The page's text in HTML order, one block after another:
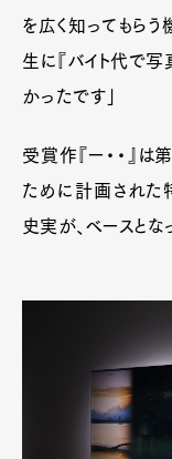
を広く知ってもら
生に『バイト代で
かったです」
受賞作『ー・・』
ために計画された
史実が、ベースとな